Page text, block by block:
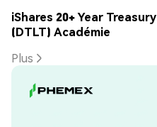
iShares 20+ Year
(DTLT) Académie
Plus